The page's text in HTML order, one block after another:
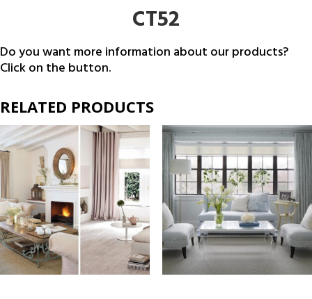
CT52
Do you want more information about our products?
Click on the button.
RELATED PRODUCTS